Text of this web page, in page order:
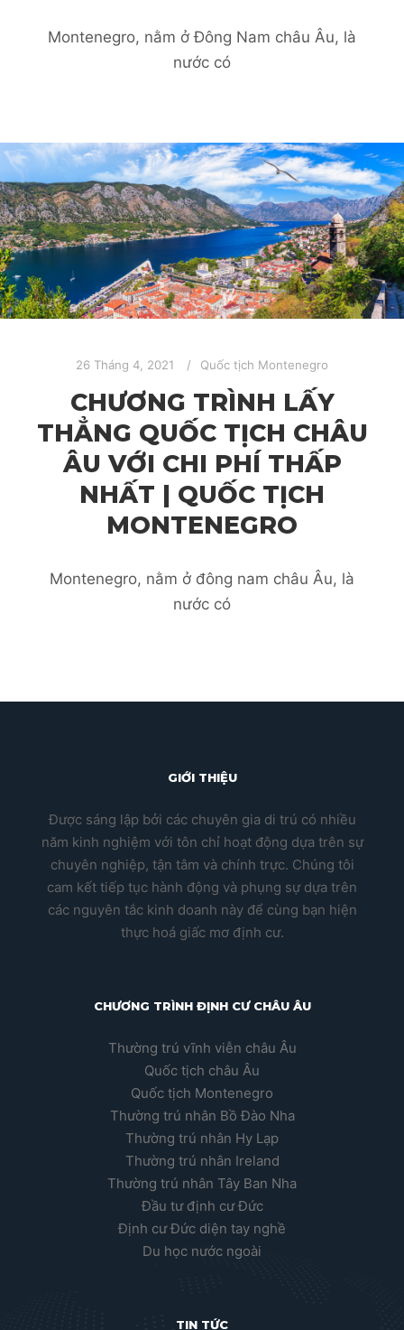
Montenegro, nằm ở Đông Nam châu Âu, là
nước có
26 Tháng 4, 2021 Quốc tịch Montenegro
CHƯƠNG TRÌNH LẤY
THẲNG QUỐC TỊCH CHÂU
ÂU VỚI CHI PHÍ THẤP
NHẤT | QUỐC TỊCH
MONTENEGRO
Montenegro, nằm ở đông nam châu Âu, là
nước có
24 Tháng 2, 2020 Quốc tịch Montenegro
CHƯƠNG TRÌNH LẤY
QUỐC TỊCH
MONTENEGRO – QUỐC
chương trình mới nhất
GIỚI THIỆU
chuyên nghiệp, tận tâm và chính trực. Chúng tôi